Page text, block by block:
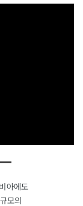
아에도
모의